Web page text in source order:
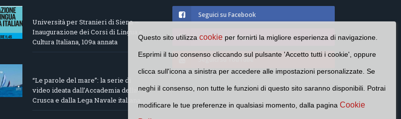
Università per Stranieri di Siena –
Inaugurazione dei Corsi di Lingua e
Cultura Italiana, 109a annata
“Le parole del mare”: la serie di
video ideata dall’Accademia della
Crusca e dalla Lega Navale italiana
Seguici su Facebook
Seguici su Instagram
Seguici su YouTube
Questo sito utilizzacookie per fornirti la migliore esperienza di navigazione.
Esprimi il tuo consenso cliccando sul pulsante 'Accetto tutti i cookie', oppure
clicca sull'icona a sinistra per accedere alle impostazioni personalizzate. Se
neghi il consenso, non tutte le funzioni di questo sito saranno disponibili. Potrai
modificare le tue preferenze in qualsiasi momento, dalla pagina Cookie